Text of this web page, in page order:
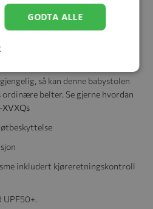
– øker ditt barns sikkerhet
For at det skal være
bilen, kan setet svinges mot
nyskapende Base Z-
selges separat)
så kan denne babystolen
belter. Se gjerne hvordan
inkludert kjøreretningskontroll
UPF50+.
GODTA ALLE